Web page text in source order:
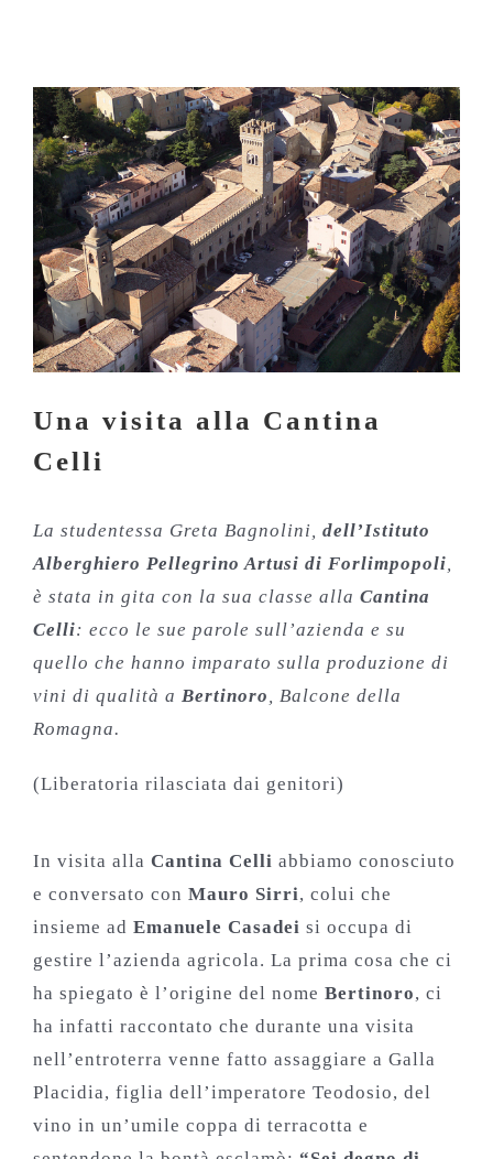
Una visita alla Cantina
Celli
La studentessa Greta Bagnolini, dell’Istituto
Alberghiero Pellegrino Artusi di Forlimpopoli,
è stata in gita con la sua classe alla Cantina
Celli: ecco le sue parole sull’azienda e su
quello che hanno imparato sulla produzione di
vini di qualità a Bertinoro, Balcone della
Romagna.
(Liberatoria rilasciata dai genitori)
In visita alla Cantina Celli abbiamo conosciuto
e conversato con Mauro Sirri, colui che
insieme ad Emanuele Casadei si occupa di
gestire l’azienda agricola. La prima cosa che ci
ha spiegato è l’origine del nome Bertinoro, ci
ha infatti raccontato che durante una visita
nell’entroterra venne fatto assaggiare a Galla
Placidia, figlia dell’imperatore Teodosio, del
vino in un’umile coppa di terracotta e